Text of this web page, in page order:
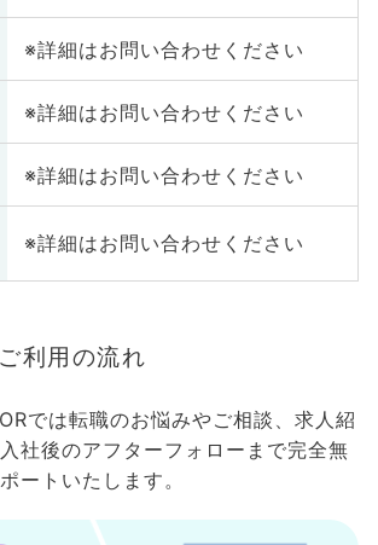
※詳細はお問い合わせください
※詳細はお問い合わせください
※詳細はお問い合わせください
※詳細はお問い合わせください
利用の流れ
では転職のお悩みやご相談、求人紹
社後のアフターフォローまで完全無
ートいたします。